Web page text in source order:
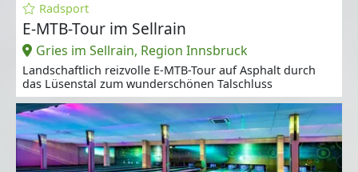
Radsport
E-MTB-Tour im Sellrain
Gries im Sellrain, Region Innsbruck
Landschaftlich reizvolle E-MTB-Tour auf Asphalt durch
das Lüsenstal zum wunderschönen Talschluss